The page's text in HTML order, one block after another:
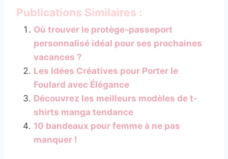
Publications Similaires :
Où trouver le protège-passeport
personnalisé idéal pour ses prochaines
vacances ?
Les Idées Créatives pour Porter le
Foulard avec Élégance
Découvrez les meilleurs modèles de t-
shirts manga tendance
10 bandeaux pour femme à ne pas
manquer !